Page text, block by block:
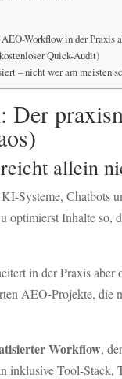
Workflow in der Praxis
Quick-Audit)
– nicht wer am meisten
allein
Systeme, Chatbots
optimierst Inhalte so,
in der Praxis aber
AEO-Projekte, die
Workflow,
Tool-Stack,